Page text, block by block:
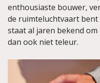
enthousiaste bouwer,
de ruimteluchtvaart bent
staat al jaren bekend
dan ook niet teleur.